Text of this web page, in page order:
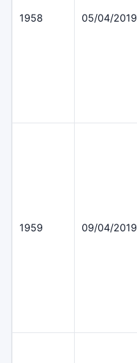
1958 05/04/2019
1959 09/04/2019